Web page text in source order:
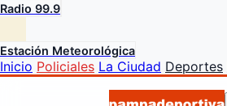
Radio 99.9
Estación Meteorológica
Inicio Policiales La Ciudad Deportes